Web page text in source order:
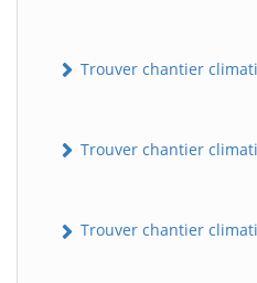
Trouver chantier
Trouver chantier
Trouver chantier